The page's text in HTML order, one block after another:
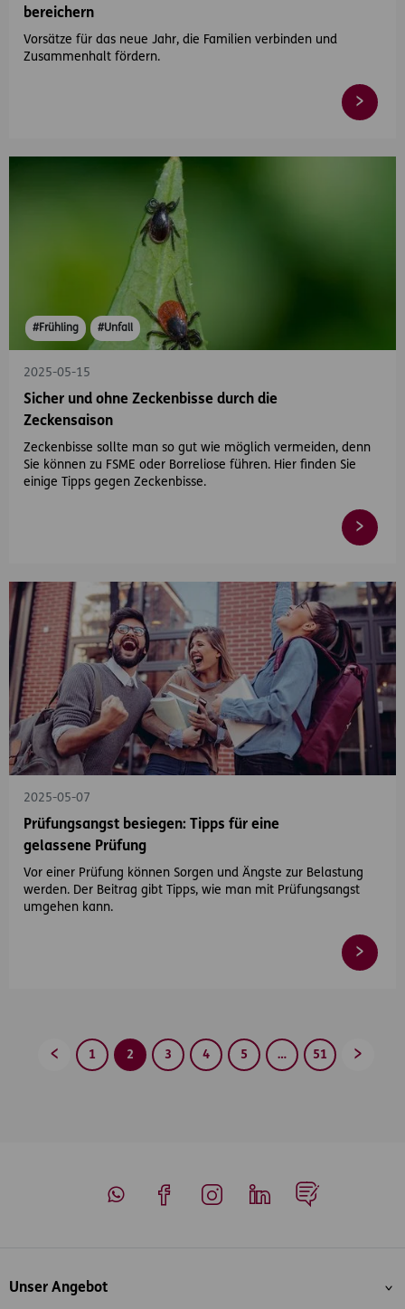
bereichern
Vorsätze für das neue Jahr, die Familien verbinden und
Zusammenhalt fördern.
#Frühling #Unfall
2025-05-15
Sicher und ohne Zeckenbisse durch die
Zeckensaison
Zeckenbisse sollte man so gut wie möglich vermeiden, denn
Sie können zu FSME oder Borreliose führen. Hier finden Sie
einige Tipps gegen Zeckenbisse.
2025-05-07
Prüfungsangst besiegen: Tipps für eine
gelassene Prüfung
Vor einer Prüfung können Sorgen und Ängste zur Belastung
werden. Der Beitrag gibt Tipps, wie man mit Prüfungsangst
umgehen kann.
Zurück1 2 3 4 5 … 51
Inhaltsübersicht
Unser Angebot